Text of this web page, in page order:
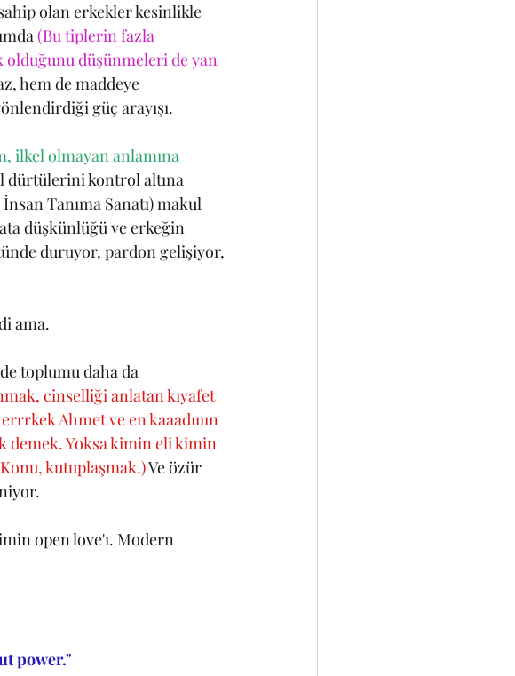
olan erkekler kesinlikle
(Bu tiplerin fazla
olduğunu düşünmeleri de yan
hem de maddeye
güç arayışı.
ilkel olmayan anlamına
dürtülerini kontrol altına
Tanıma Sanatı) makul
düşkünlüğü ve erkeğin
duruyor, pardon gelişiyor,
ama.
toplumu daha da
cinselliği anlatan kıyafet
Ahmet ve en kaaadıııın
demek. Yoksa kimin eli kimin
kutuplaşmak.) Ve özür
open love'ı. Modern
power."